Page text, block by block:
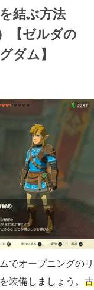
結ぶ方法
【ゼルダの
ダム】
でオープニングのリ
装備しましょう。 古